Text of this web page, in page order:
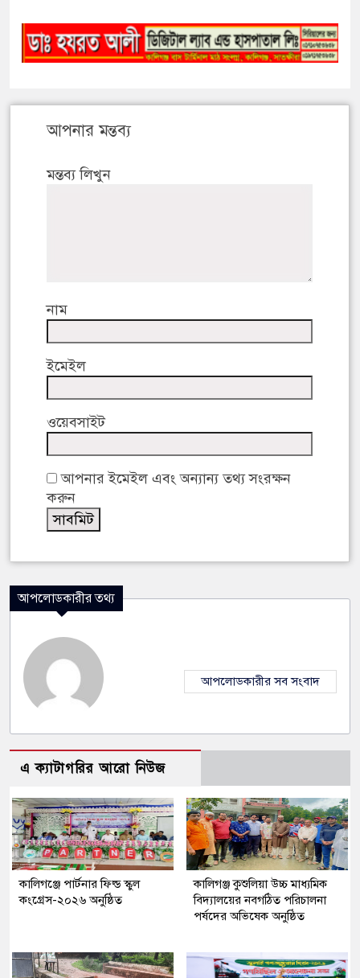
আপনার মন্তব্য
মন্তব্য লিখুন
নাম
ইমেইল
ওয়েবসাইট
আপনার ইমেইল এবং অন্যান্য তথ্য সংরক্ষন
করুন
আপলোডকারীর তথ্য
আপলোডকারীর সব সংবাদ
এ ক্যাটাগরির আরো নিউজ
কালিগঞ্জে পার্টনার ফিল্ড স্কুল
কংগ্রেস-২০২৬ অনুষ্ঠিত
কালিগঞ্জ কুশুলিয়া উচ্চ মাধ্যমিক
বিদ্যালয়ের নবগঠিত পরিচালনা
পর্ষদের অভিষেক অনুষ্ঠিত